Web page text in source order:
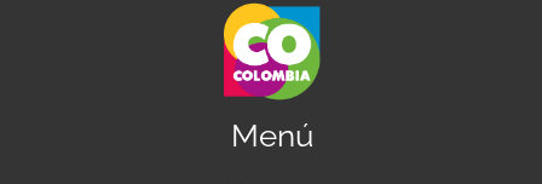
Menú